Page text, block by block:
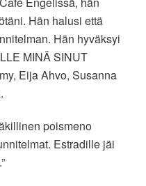
Hän halusi että
Hän hyväksyi
MINÄ SINUT
Eija Ahvo, Susanna
poismeno
Estradille jäi